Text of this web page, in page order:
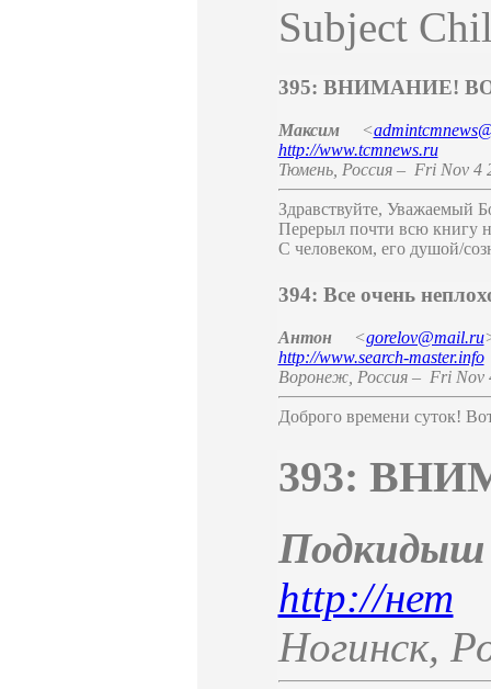
Subject
395: ВНИМАНИЕ!
Максим <
http://www.tcmnews.ru
Тюмень, Россия– Fri Nov 4
Здравствуйте, Уважаемый
Перерыл почти всю книгу
С человеком, его душой/
394: Все очень
Антон <gorelov@mail.ru
http://www.search-master.info
Воронеж, Россия– Fri Nov
Доброго времени суток!
393:
http://нет
Ногинск,